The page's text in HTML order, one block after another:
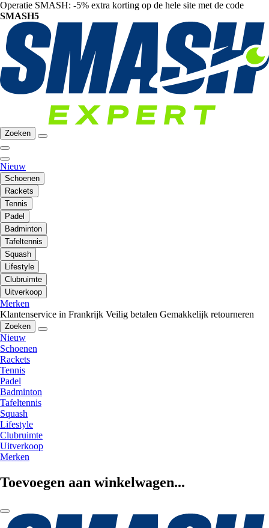
Operatie SMASH: -5% extra korting op de hele site met de code
SMASH5
Zoeken
Nieuw
Schoenen
Rackets
Tennis
Padel
Badminton
Tafeltennis
Squash
Lifestyle
Clubruimte
Uitverkoop
Merken
Klantenservice in Frankrijk Veilig betalen Gemakkelijk retourneren
Zoeken
Nieuw
Schoenen
Rackets
Tennis
Padel
Badminton
Tafeltennis
Squash
Lifestyle
Clubruimte
Uitverkoop
Merken
Toevoegen aan winkelwagen...